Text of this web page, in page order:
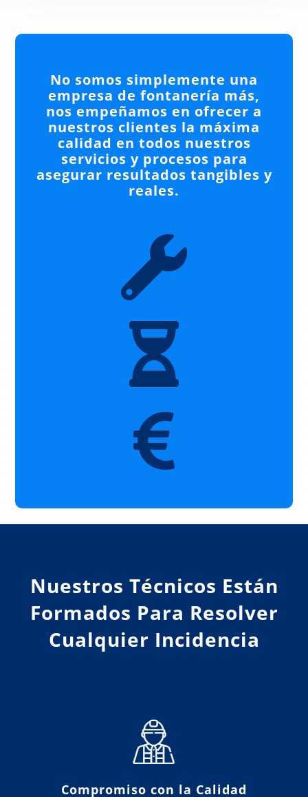
No somos simplemente una
empresa de fontanería más,
nos empeñamos en ofrecer a
nuestros clientes la máxima
calidad en todos nuestros
servicios y procesos para
asegurar resultados tangibles y
reales.



Nuestros Técnicos Están
Formados Para Resolver
Cualquier Incidencia
Compromiso con la Calidad